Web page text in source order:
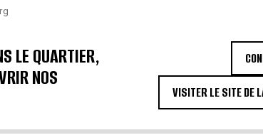
LE QUARTIER,
NOS
VISITER LE SITE DE